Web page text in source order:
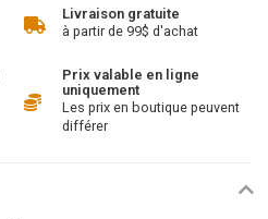
Livraison gratuite
à partir de 99$ d'achat
Prix valable en ligne
uniquement
Les prix en boutique peuvent
différer